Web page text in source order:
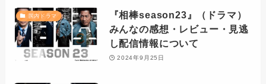
国内ドラマ
『相棒season23』（ドラマ）
みんなの感想・レビュー・見逃
し配信情報について
2024年9月25日